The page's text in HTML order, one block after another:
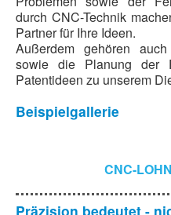
durch CNC-Technik
Partner für Ihre Ideen.
Außerdem gehören
sowie die Planung der
Patentideen zu unserem
Beispielgallerie
CNC-
Präzision bedeutet -